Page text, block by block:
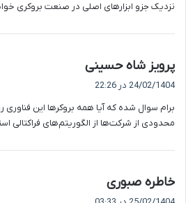
نزدیک جزو ابزارهای اصلی در صنعت بروکری
پرویز شاه حسینی
:
24/02/1404 در 22:26
برام سوال شده که آیا همه بروکرها این فناوری
محدودی از شرکت‌ها از الگوریتم‌های فراکتالی
خاطره صبوری
ف